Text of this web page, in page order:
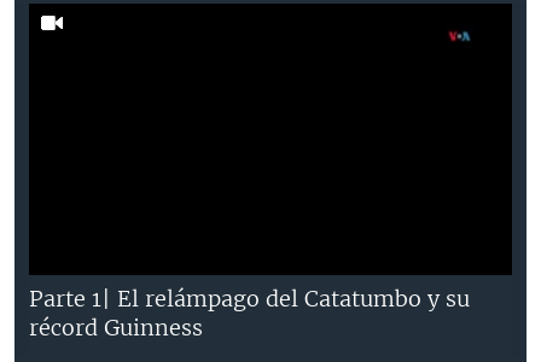
Parte 1| El relámpago del Catatumbo y su
récord Guinness